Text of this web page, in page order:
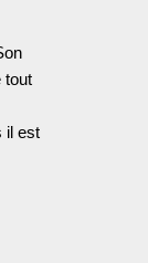
tout
il est